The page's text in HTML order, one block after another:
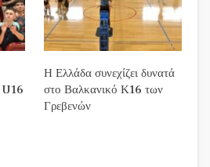
U16
Η Ελλάδα συνεχίζει δυνατά
στο Βαλκανικό Κ16 των
Γρεβενών